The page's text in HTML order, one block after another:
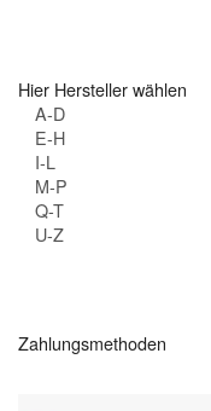
Hier Hersteller wählen
A-D
E-H
I-L
M-P
Q-T
U-Z
Zahlungsmethoden